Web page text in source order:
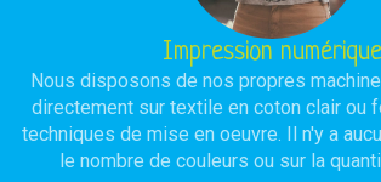
Impression numérique
Nous disposons de nos propres
directement sur textile en coton clair ou
techniques de mise en oeuvre. Il n'y a
le nombre de couleurs ou sur la